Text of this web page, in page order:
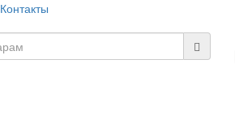
Контакты